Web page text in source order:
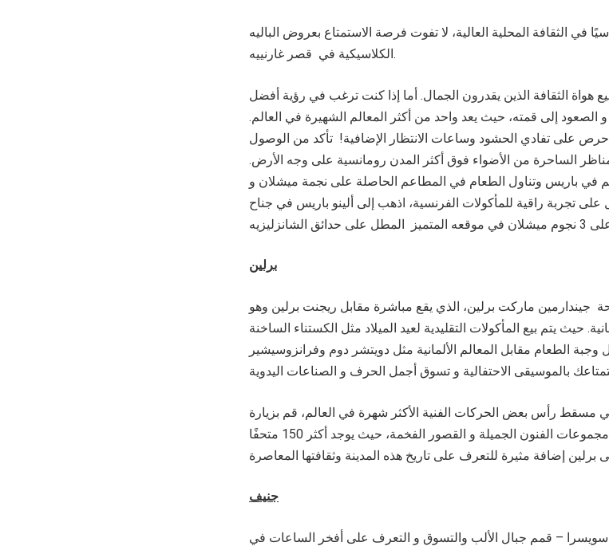
في الثقافة المحلية العالية، لا تفوت فرصة الاستمتاع بعروض الباليه
الكلاسيكية في قصر غارنييه.
هواة الثقافة الذين يقدرون الجمال. أما إذا كنت ترغب في رؤية أفضل
إلى قمته، حيث يعد واحد من أكثر المعالم الشهيرة في العالم.
على تفادي الحشود وساعات الانتظار الإضافية! تأكد من الوصول
الساحرة من الأضواء فوق أكثر المدن رومانسية على وجه الأرض.
في باريس وتناول الطعام في المطاعم الحاصلة على نجمة ميشلان و
مطعم. للحصول على تجربة راقية للمأكولات الفرنسية، اذهب إلى ألينو باريس في جناح
برلين
ماركت برلين، الذي يقع مباشرة مقابل ريجنت برلين وهو
حيث يتم بيع المأكولات التقليدية لعيد الميلاد مثل الكستناء الساخنة
وجبة الطعام مقابل المعالم الألمانية مثل دويتشر دوم وفرانزوسيشير
مسقط رأس بعض الحركات الفنية الأكثر شهرة في العالم، قم بزيارة
العديد من المتاحف الأثرية والتعرف على مجموعات الفنون الجميلة و القصور الفخمة، حيث يوجد أكثر 150 متحفًا
جنيف
سويسرا – قمم جبال الألب والتسوق و التعرف على أفخر الساعات في